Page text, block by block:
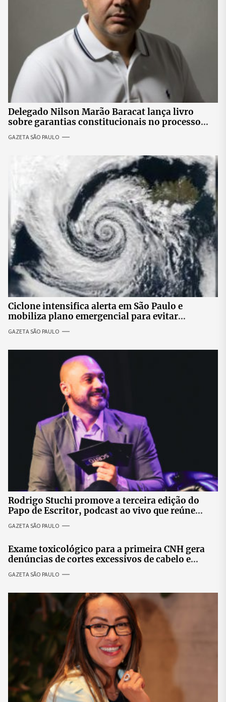
Delegado Nilson Marão Baracat lança livro
sobre garantias constitucionais no processo
penal brasileiro
GAZETA SÃO PAULO
Ciclone intensifica alerta em São Paulo e
mobiliza plano emergencial para evitar
impactos no fornecimento de energia
GAZETA SÃO PAULO
Rodrigo Stuchi promove a terceira edição do
Papo de Escritor, podcast ao vivo que reúne
especialistas para discutir saúde mental e
prosperidade.
GAZETA SÃO PAULO
Exame toxicológico para a primeira CNH gera
denúncias de cortes excessivos de cabelo e
revolta entre candidatas
GAZETA SÃO PAULO